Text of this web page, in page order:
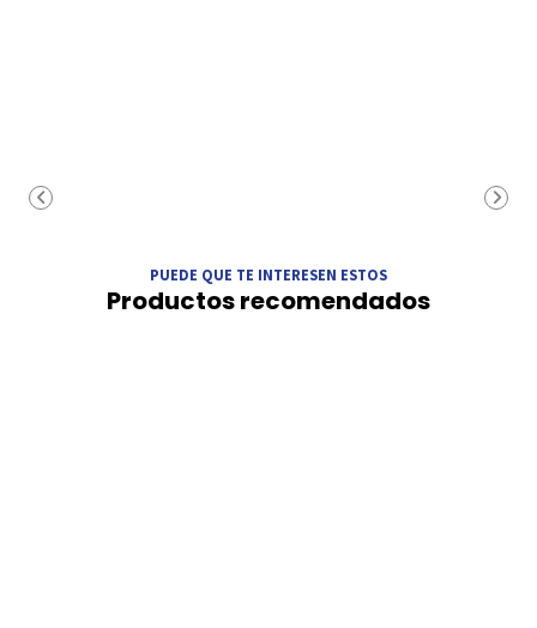
PUEDE QUE TE INTERESEN ESTOS
Productos recomendados